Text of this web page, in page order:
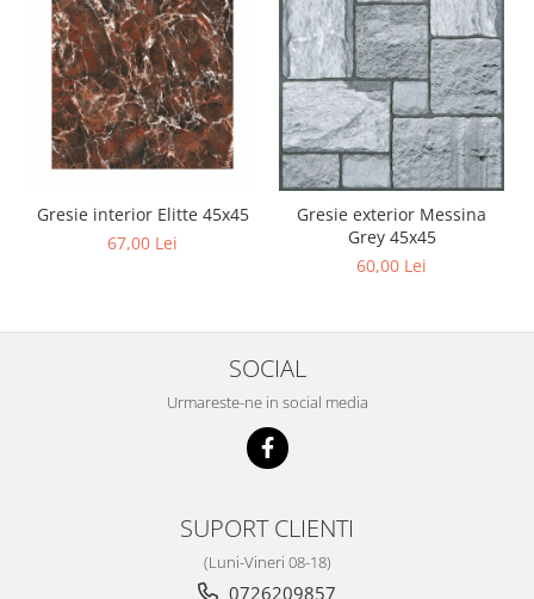
Adezivi placi ceramice
Chit rosturi gips-carton
Ipsos
Tencuieli
Gips carton
Vata bazaltica de fatada
Vata minerala bazaltica
Gresie interior Elitte 45x45
67,00 Lei
Gresie exterior Messina
Grey 45x45
60,00 Lei
SOCIAL
Urmareste-ne in social media
SUPORT CLIENTI
(Luni-Vineri 08-18)
0726209857